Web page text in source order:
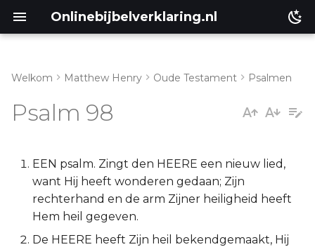
Onlinebijbelverklaring.nl
Psalm 98:4-9
Lukas
Johannes
Handelingen
Welkom Matthew Henry Oude Testament Psalmen
Psalm 98
EEN psalm. Zingt den HEERE een nieuw lied,
want Hij heeft wonderen gedaan; Zijn
rechterhand en de arm Zijner heiligheid heeft
Hem heil gegeven.
De HEERE heeft Zijn heil bekendgemaakt, Hij